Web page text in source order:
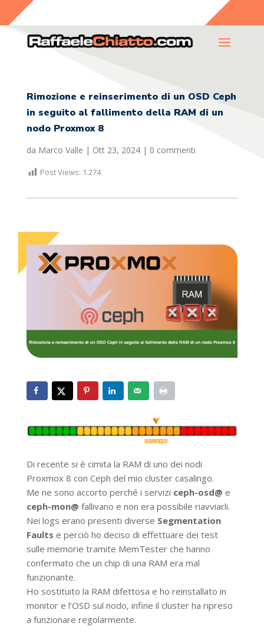
Rimozione e reinserimento di un OSD Ceph
in seguito al fallimento della RAM di un
nodo Proxmox 8
da Marco Valle | Ott 23, 2024| 0 commenti
Post Views: 1.274
Di recente si è cimita la RAM di uno dei nodi
Proxmox 8 con Ceph del mio cluster casalingo.
Me ne sono accorto perché i servizi ceph-osd@ e
ceph-mon@ fallivano e non era possibile riavviarli.
Nei logs erano presenti diverse Segmentation
Faults e perciò ho deciso di effettuare dei test
sulle memorie tramite MemTester che hanno
confermato che un chip di una RAM era mal
funzionante.
Ho sostituito la RAM difettosa e ho reinstallato in
monitor e l’OSD sul nodo, infine il cluster ha ripreso
a funzionare regolarmente.